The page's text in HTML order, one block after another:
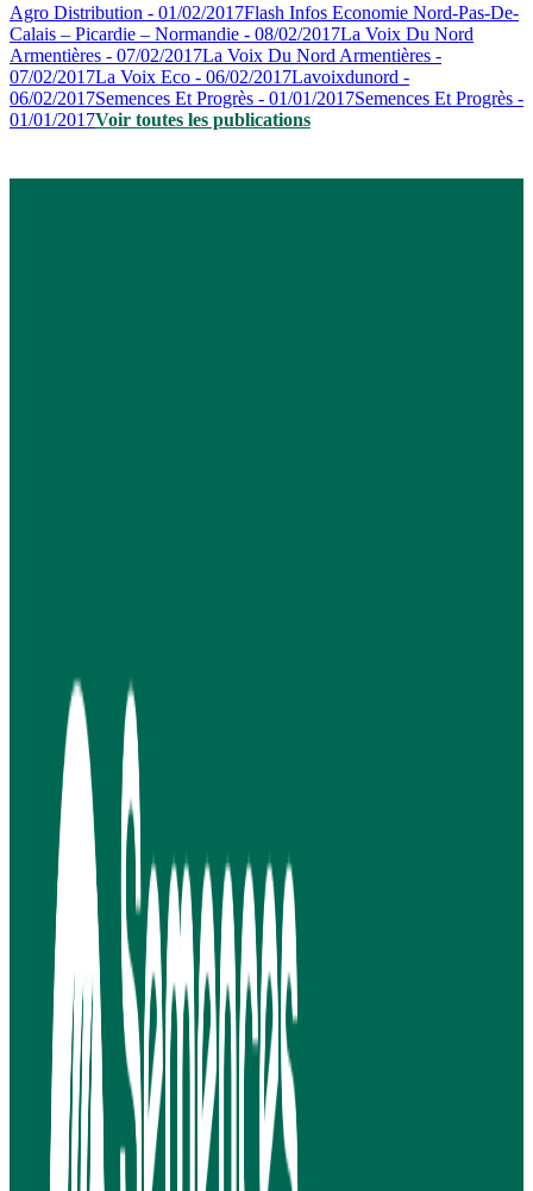
Agro Distribution - 01/02/2017Flash Infos Economie Nord-Pas-De-
Calais – Picardie – Normandie - 08/02/2017La Voix Du Nord
Armentières - 07/02/2017La Voix Du Nord Armentières -
07/02/2017La Voix Eco - 06/02/2017Lavoixdunord -
06/02/2017Semences Et Progrès - 01/01/2017Semences Et Progrès -
01/01/2017Voir toutes les publications